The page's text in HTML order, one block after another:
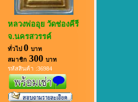
หลวงพ่ออุย วัดช่องคีรี
จ.นครสวรรค์
ทั่วไป 0 บาท
สมาชิก300 บาท
รหัสสินค้า :36984